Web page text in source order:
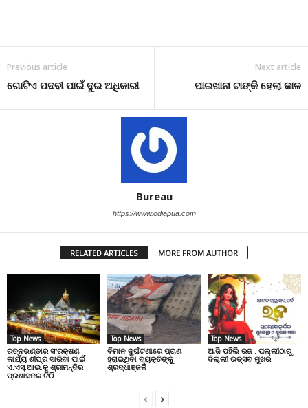
Previous article
ଗୋଟିଏ ପଦବୀ ପାଇଁ ଦୁଇ ଅଧିକାରୀ
Next article
ପାଇଖାନା ଟାଙ୍କି ହେଲା କାଳ
Bureau
https://www.odiapua.com
RELATED ARTICLES MORE FROM AUTHOR
Top News
ରତ୍ନଭଣ୍ଡାର ସଂରକ୍ଷଣ
କାର୍ଯ୍ୟ ଶୀଘ୍ର ସାରିବା ପାଇଁ
ଏ.ଏସ୍.ଆଇ.କୁ ଶ୍ରୀମନ୍ଦିର
ପ୍ରଶାସନର ଚିଠି
Top News
ବିମାନ ଦୁର୍ଘଟଣାରେ ପ୍ରାଣ
ହରାଇଥିବା ବ୍ୟକ୍ତିଙ୍କୁ
ଶ୍ରଦ୍ଧାଞ୍ଜଳି
Top News
ଆଜି ପହିଲି ରଜ : ପଲ୍ଲୀଠାରୁ
ଦିଲ୍ଲୀ ଉତ୍ସବ ମୁଖର